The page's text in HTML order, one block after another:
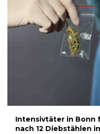
Intensivtäter in Bonn
nach 12 Diebstählen